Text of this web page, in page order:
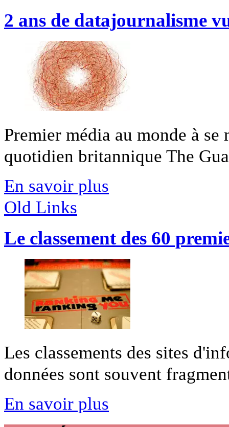
2 ans de datajournalisme
Premier média au monde à
quotidien britannique The
En savoir plus
Old Links
Le classement des 60
Les classements des sites
données sont souvent
En savoir plus